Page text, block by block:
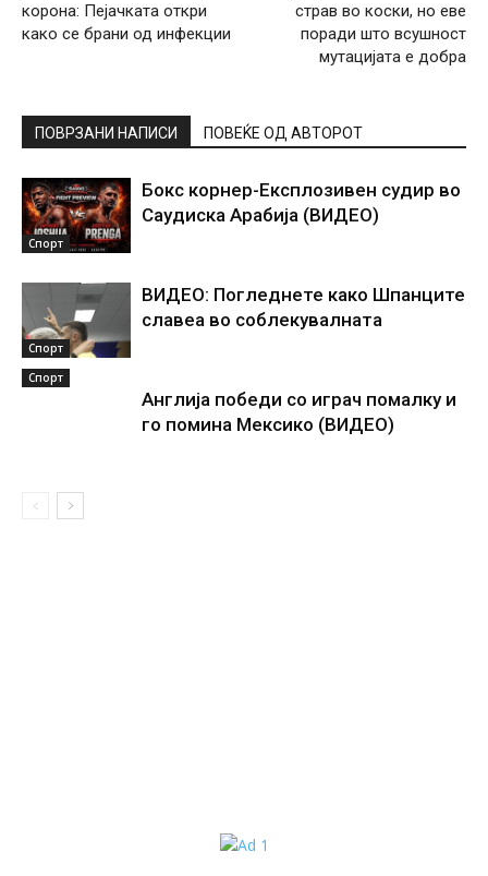
корона: Пејачката откри
како се брани од инфекции
страв во коски, но еве
поради што всушност
мутацијата е добра
ПОВРЗАНИ НАПИСИ ПОВЕЌЕ ОД АВТОРОТ
Спорт
Бокс корнер-Експлозивен судир во
Саудиска Арабија (ВИДЕО)
Спорт
ВИДЕО: Погледнете како Шпанците
славеа во соблекувалната
Спорт
Англија победи со играч помалку и
го помина Мексико (ВИДЕО)